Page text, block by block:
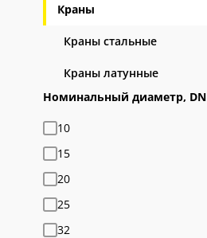
Краны
Краны стальные
Краны латунные
Номинальный диаметр, DN
10
15
20
25
32